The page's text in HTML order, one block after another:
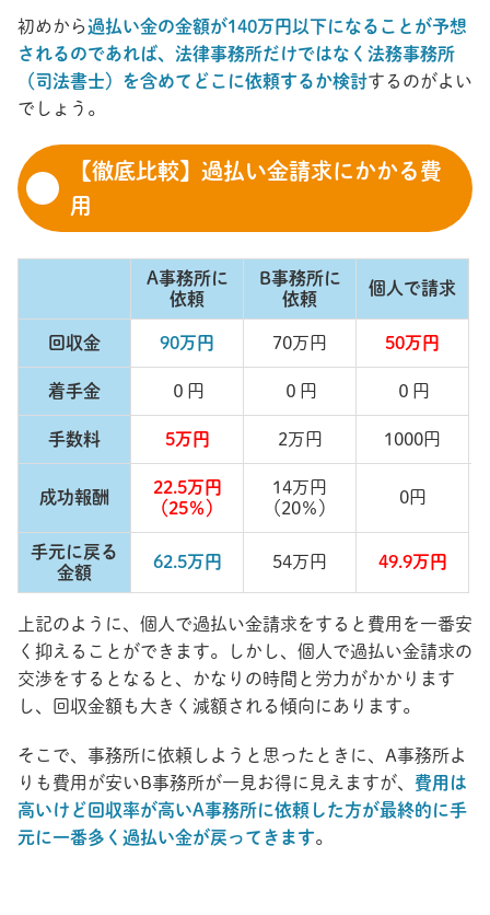
初めから過払い金の金額が140万円以下になることが予想
されるのであれば、法律事務所だけではなく法務事務所
（司法書士）を含めてどこに依頼するか検討するのがよい
でしょう。
【徹底比較】過払い金請求にかかる費
用
A事務所に
依頼
B事務所に
依頼
個人で請求
回収金 90万円 70万円 50万円
着手金 ０円 ０円 ０円
手数料 5万円 2万円 1000円
成功報酬
22.5万円
（25％）
14万円
（20％）
0円
手元に戻る
金額
62.5万円 54万円 49.9万円
上記のように、個人で過払い金請求をすると費用を一番安
く抑えることができます。しかし、個人で過払い金請求の
交渉をするとなると、かなりの時間と労力がかかります
し、回収金額も大きく減額される傾向にあります。
そこで、事務所に依頼しようと思ったときに、A事務所よ
りも費用が安いB事務所が一見お得に見えますが、 費用は
高いけど回収率が高いA事務所に依頼した方が最終的に手
元に一番多く過払い金が戻ってきます。